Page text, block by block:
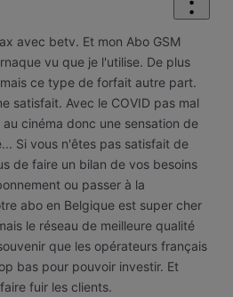
avec betv. Et mon Abo GSM
vu que je l'utilise. De plus
ce type de forfait autre part.
satisfait. Avec le COVID pas mal
cinéma donc une sensation de
Si vous n'êtes pas satisfait de
de faire un bilan de vos besoins
ou passer à la
abo en Belgique est super cher
le réseau de meilleure qualité
que les opérateurs français
bas pour pouvoir investir. Et
fuir les clients.